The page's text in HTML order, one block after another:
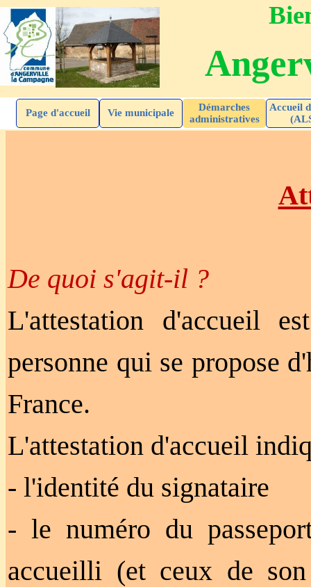
Page d'accueil Vie municipale
Démarches
administratives
Accueil
De quoi s'agit-il ?
L'attestation d'accueil
personne qui se propose
France.
L'attestation d'accueil
- l'identité du signataire
- le numéro du
accueilli (et ceux de